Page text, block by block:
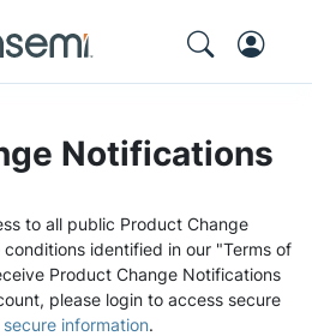
Notifications
to all public Product Change
identified in our "Terms of
Product Change Notifications
please login to access secure
information.